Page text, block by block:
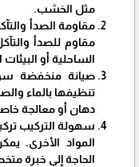
مثل الخشب.
مقاوم للصدأ
الساحلية أو البيئات
تنظيفها بالماء
دهان أو معالجة
المواد الأخرى.
الحاجة إلى خبرة